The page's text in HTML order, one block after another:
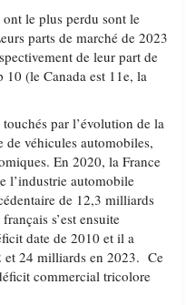
le plus perdu sont le
parts de marché de 2023
de leur part de
(le Canada est 11e, la
par l’évolution de la
véhicules automobiles,
En 2020, la France
l’industrie automobile
de 12,3 milliards
s’est ensuite
date de 2010 et il a
et 24 milliards en 2023. Ce
commercial tricolore